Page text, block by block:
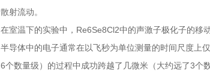
散射流动。
在室温下的实验中，Re6Se8Cl2中的声激子极化子的移
半导体中的电子通常在以飞秒为单位测量的时间尺度上
6个数量级）的过程中成功跨越了几微米（大约远了3个